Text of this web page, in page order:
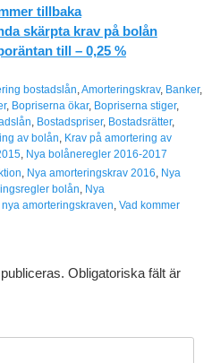
tillbaka
skärpta krav på bolån
till – 0,25 %
bostadslån Amorteringskrav, Banker,
, Bopriserna ökar, Bopriserna stiger,
Bostadspriser, Bostadsrätter,
av bolån Krav på amortering av
Nya bolåneregler 2016-2017
, Nya amorteringskrav 2016, Nya
bolån, Nya
amorteringskraven, Vad kommer
Obligatoriska fält är